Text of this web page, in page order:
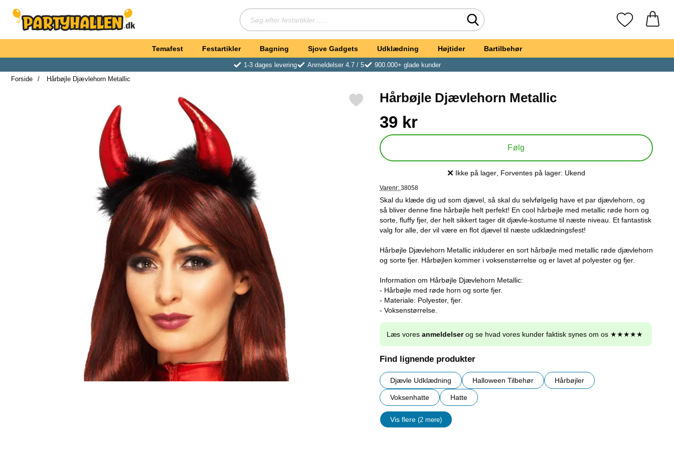
Søg
Foretag søgning
Startside for Partyhallen AB Mine favoritter
Temafest Festartikler Bagning Sjove Gadgets Udklædning Højtider Bartilbehør
1-3 dages levering Anmeldelser 4.7 / 5
900.000+ glade kunder
Forside
Hårbøjle Djævlehorn Metallic
Markér hårbøjle Djævlehorn Metallic som favoritHårbøjle Djævlehorn Metallic
pris
39 kr
Følg
Produkttilgængelighed:
Ikke på lager, Forventes på lager: Ukend
Varenr: 38058
Skal du klæde dig ud som djævel, så skal du selvfølgelig have et par djævlehorn, og
så bliver denne fine hårbøjle helt perfekt! En cool hårbøjle med metallic røde horn og
sorte, fluffy fjer, der helt sikkert tager dit djævle-kostume til næste niveau. Et fantastisk
valg for alle, der vil være en flot djævel til næste udklædningsfest!
Hårbøjle Djævlehorn Metallic inkluderer en sort hårbøjle med metallic røde djævlehorn
og sorte fjer. Hårbøjlen kommer i voksenstørrelse og er lavet af polyester og fjer.
Information om Hårbøjle Djævlehorn Metallic:
- Hårbøjle med røde horn og sorte fjer.
- Materiale: Polyester, fjer.
- Voksenstørrelse.
Læs vores anmeldelserog se hvad vores kunder faktisk synes om os ★★★★★
Find lignende produkter
Djævle Udklædning Halloween Tilbehør Hårbøjler
Voksenhatte Hatte
Vis flere (2 mere)
Egenskaper